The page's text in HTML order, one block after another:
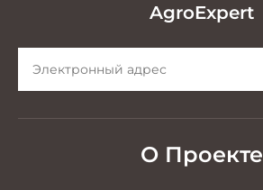
AgroExpert
О Проекте